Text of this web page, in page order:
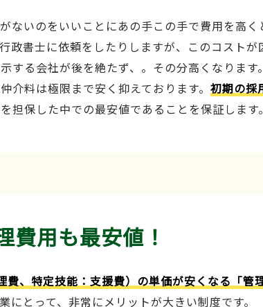
ないのをいいことにあの手この手で費用を高く
書士に依頼をしたりしますが、このコストが
する会社が後を絶たず、。その分高くなります
料は極限まで安く抑えております。 初期の採
担保した中での最安値であることを保証します。
費用も最安値！
、特定技能：支援費）の単価が安くなる「管
とって、非常にメリットが大きい制度です。